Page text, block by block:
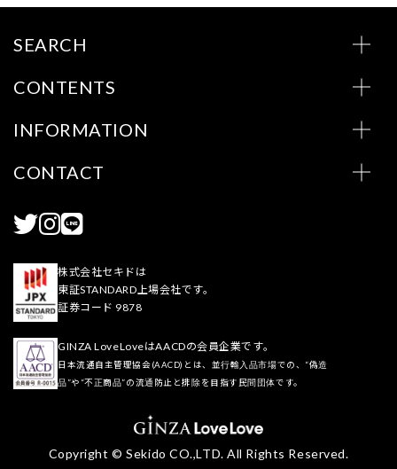
SEARCH
CONTENTS
INFORMATION
CONTACT
株式会社セキドは
東証STANDARD上場会社です。
証券コード 9878
GINZA LoveLoveはAACDの会員企業です。
日本流通自主管理協会(AACD)とは、並行輸入品市場での、“偽造
品”や“不正商品”の流通防止と排除を目指す民間団体です。
Copyright © Sekido CO.,LTD. All Rights Reserved.